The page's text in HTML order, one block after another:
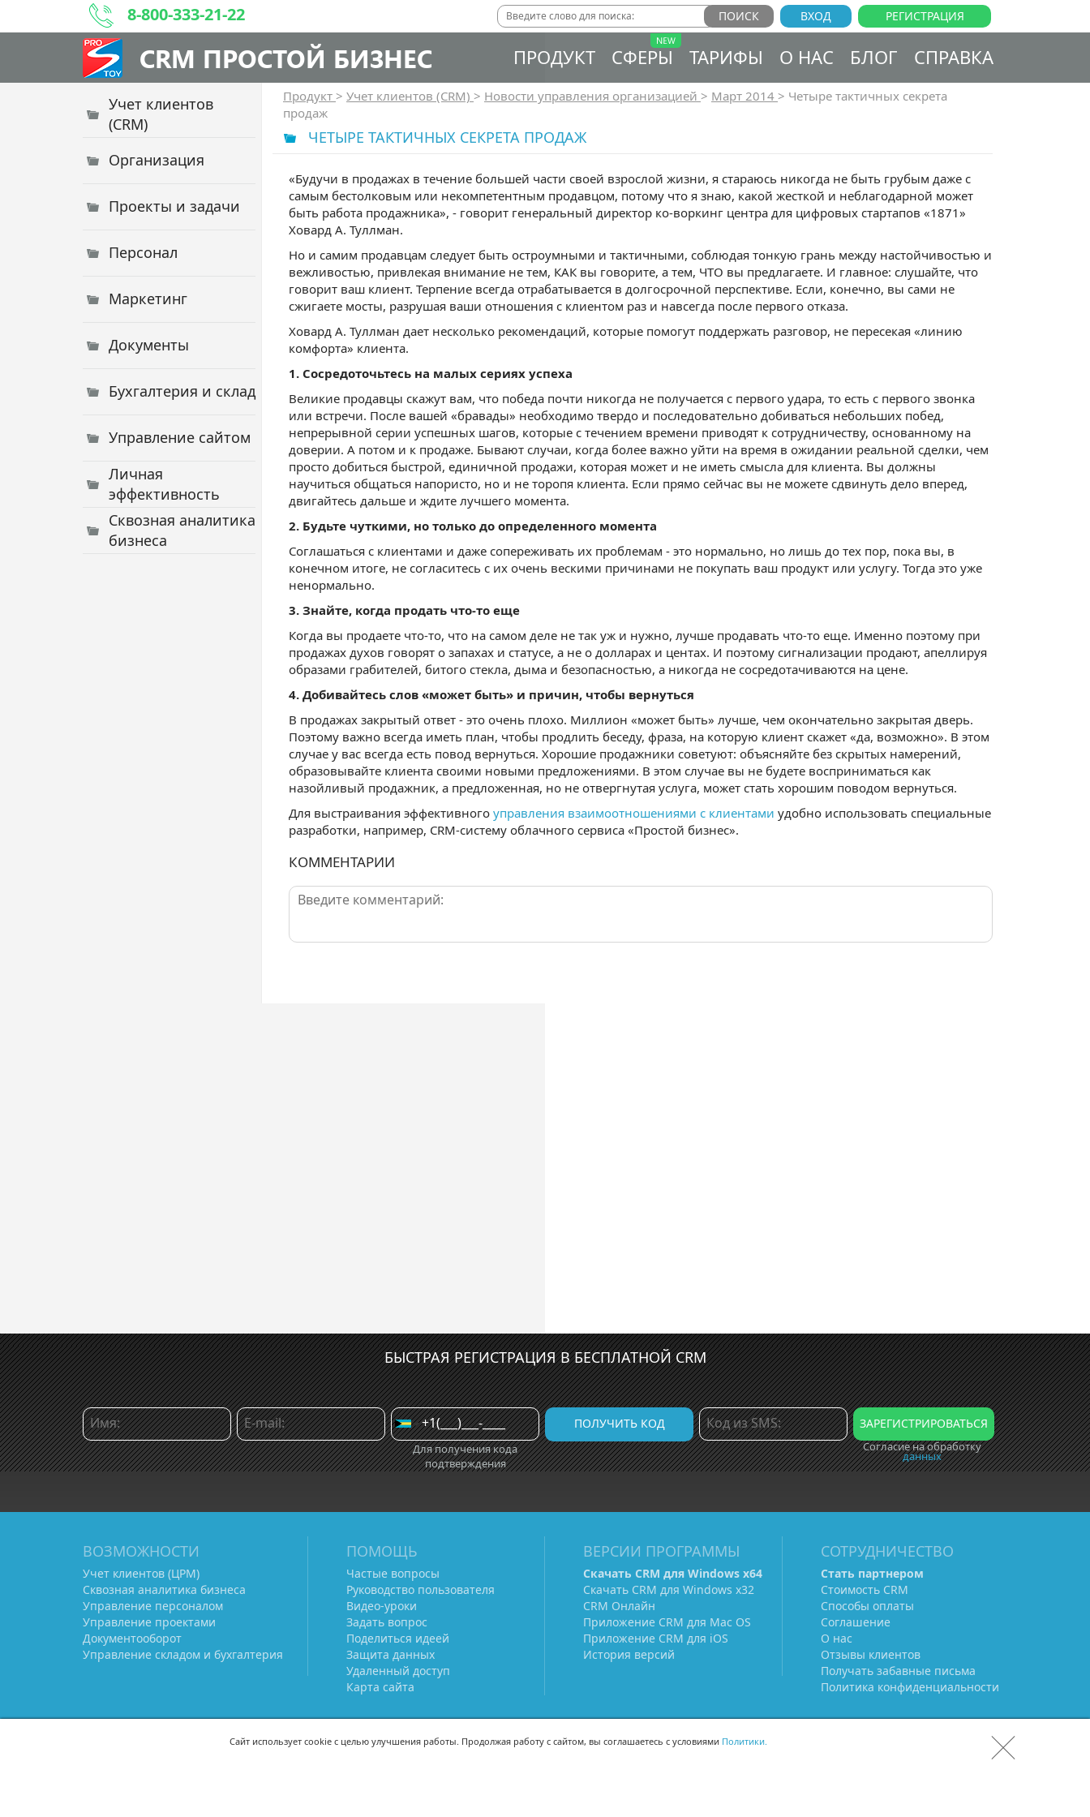
8-800-333-21-22 РЕГИСТРАЦИЯ
ВХОД
CRM ПРОСТОЙ БИЗНЕС ПРОДУКТ СФЕРЫ ТАРИФЫ О НАС БЛОГ СПРАВКА
Учет клиентов
(CRM)
Организация
Проекты и задачи
Персонал
Маркетинг
Документы
Бухгалтерия и склад
Управление сайтом
Личная
эффективность
Сквозная аналитика
бизнеса
Продукт > Учет клиентов (CRM) > Новости управления организацией > Март 2014 > Четыре тактичных секрета
продаж
ЧЕТЫРЕ ТАКТИЧНЫХ СЕКРЕТА ПРОДАЖ
«Будучи в продажах в течение большей части своей взрослой жизни, я стараюсь никогда не быть грубым даже с
самым бестолковым или некомпетентным продавцом, потому что я знаю, какой жесткой и неблагодарной может
быть работа продажника», - говорит генеральный директор ко-воркинг центра для цифровых стартапов «1871»
Ховард А. Туллман.
Но и самим продавцам следует быть остроумными и тактичными, соблюдая тонкую грань между настойчивостью и
вежливостью, привлекая внимание не тем, КАК вы говорите, а тем, ЧТО вы предлагаете. И главное: слушайте, что
говорит ваш клиент. Терпение всегда отрабатывается в долгосрочной перспективе. Если, конечно, вы сами не
сжигаете мосты, разрушая ваши отношения с клиентом раз и навсегда после первого отказа.
Ховард А. Туллман дает несколько рекомендаций, которые помогут поддержать разговор, не пересекая «линию
комфорта» клиента.
1. Сосредоточьтесь на малых сериях успеха
Великие продавцы скажут вам, что победа почти никогда не получается с первого удара, то есть с первого звонка
или встречи. После вашей «бравады» необходимо твердо и последовательно добиваться небольших побед,
непрерывной серии успешных шагов, которые с течением времени приводят к сотрудничеству, основанному на
доверии. А потом и к продаже. Бывают случаи, когда более важно уйти на время в ожидании реальной сделки, чем
просто добиться быстрой, единичной продажи, которая может и не иметь смысла для клиента. Вы должны
научиться общаться напористо, но и не торопя клиента. Если прямо сейчас вы не можете сдвинуть дело вперед,
двигайтесь дальше и ждите лучшего момента.
2. Будьте чуткими, но только до определенного момента
Соглашаться с клиентами и даже сопереживать их проблемам - это нормально, но лишь до тех пор, пока вы, в
конечном итоге, не согласитесь с их очень вескими причинами не покупать ваш продукт или услугу. Тогда это уже
ненормально.
3. Знайте, когда продать что-то еще
Когда вы продаете что-то, что на самом деле не так уж и нужно, лучше продавать что-то еще. Именно поэтому при
продажах духов говорят о запахах и статусе, а не о долларах и центах. И поэтому сигнализации продают, апеллируя
образами грабителей, битого стекла, дыма и безопасностью, а никогда не сосредотачиваются на цене.
4. Добивайтесь слов «может быть» и причин, чтобы вернуться
В продажах закрытый ответ - это очень плохо. Миллион «может быть» лучше, чем окончательно закрытая дверь.
Поэтому важно всегда иметь план, чтобы продлить беседу, фраза, на которую клиент скажет «да, возможно». В этом
случае у вас всегда есть повод вернуться. Хорошие продажники советуют: объясняйте без скрытых намерений,
образовывайте клиента своими новыми предложениями. В этом случае вы не будете восприниматься как
назойливый продажник, а предложенная, но не отвергнутая услуга, может стать хорошим поводом вернуться.
Для выстраивания эффективного управления взаимоотношениями с клиентами удобно использовать специальные
разработки, например, CRM-систему облачного сервиса «Простой бизнес».
КОММЕНТАРИИ
БЫСТРАЯ РЕГИСТРАЦИЯ В БЕСПЛАТНОЙ CRM
Для получения кода
подтверждения
Согласие на обработку
данных
ВОЗМОЖНОСТИ
Учет клиентов (ЦРМ)
Сквозная аналитика бизнеса
Управление персоналом
Управление проектами
Документооборот
Управление складом и бухгалтерия
ПОМОЩЬ
Частые вопросы
Руководство пользователя
Видео-уроки
Задать вопрос
Поделиться идеей
Защита данных
Удаленный доступ
Карта сайта
ВЕРСИИ ПРОГРАММЫ
Скачать CRM для Windows х64
Скачать CRM для Windows х32
CRM Онлайн
Приложение CRM для Mac OS
Приложение CRM для iOS
История версий
СОТРУДНИЧЕСТВО
Стать партнером
Стоимость CRM
Способы оплаты
Соглашение
О нас
Отзывы клиентов
Получать забавные письма
Политика конфиденциальности
Сайт использует cookie с целью улучшения работы. Продолжая работу с сайтом, вы соглашаетесь с условиями Политики.